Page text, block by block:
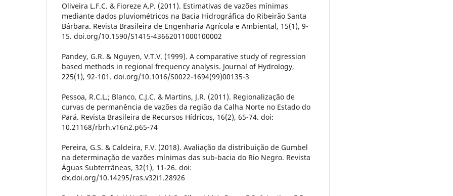
Oliveira L.F.C. & Fioreze A.P. (2011). Estimativas de vazões mínimas
mediante dados pluviométricos na Bacia Hidrográfica do Ribeirão Santa
Bárbara. Revista Brasileira de Engenharia Agrícola e Ambiental, 15(1), 9-
15. doi.org/10.1590/S1415-43662011000100002
Pandey, G.R. & Nguyen, V.T.V. (1999). A comparative study of regression
based methods in regional frequency analysis. Journal of Hydrology,
225(1), 92-101. doi.org/10.1016/S0022-1694(99)00135-3
Pessoa, R.C.L.; Blanco, C.J.C. & Martins, J.R. (2011). Regionalização de
curvas de permanência de vazões da região da Calha Norte no Estado do
Pará. Revista Brasileira de Recursos Hídricos, 16(2), 65-74. doi:
10.21168/rbrh.v16n2.p65-74
Pereira, G.S. & Caldeira, F.V. (2018). Avaliação da distribuição de Gumbel
na determinação de vazões mínimas das sub-bacia do Rio Negro. Revista
Águas Subterrâneas, 32(1), 11-26. doi:
dx.doi.org/10.14295/ras.v32i1.28926